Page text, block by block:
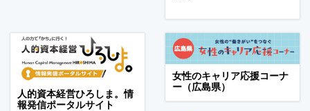
人的資本経営ひろしま。情
報発信ポータルサイト
女性のキャリア応援コーナ
ー（広島県）